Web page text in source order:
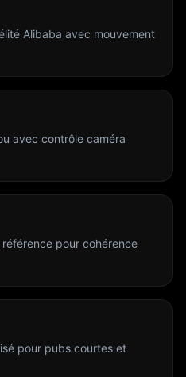
Alibaba avec mouvement
avec contrôle caméra
pour cohérence
pour pubs courtes et